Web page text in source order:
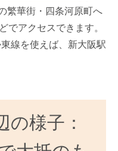
繁華街・四条河原町へ
でアクセスできます。
線を使えば、新大阪駅
の様子：